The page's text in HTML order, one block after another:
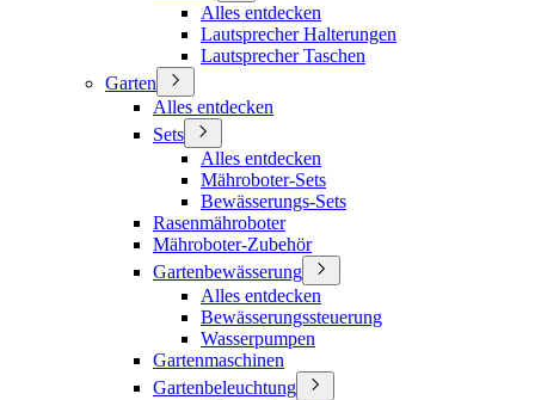
Alles entdecken
Lautsprecher Halterungen
Lautsprecher Taschen
Garten
Alles entdecken
Sets
Alles entdecken
Mähroboter-Sets
Bewässerungs-Sets
Rasenmähroboter
Mähroboter-Zubehör
Gartenbewässerung
Alles entdecken
Bewässerungssteuerung
Wasserpumpen
Gartenmaschinen
Gartenbeleuchtung